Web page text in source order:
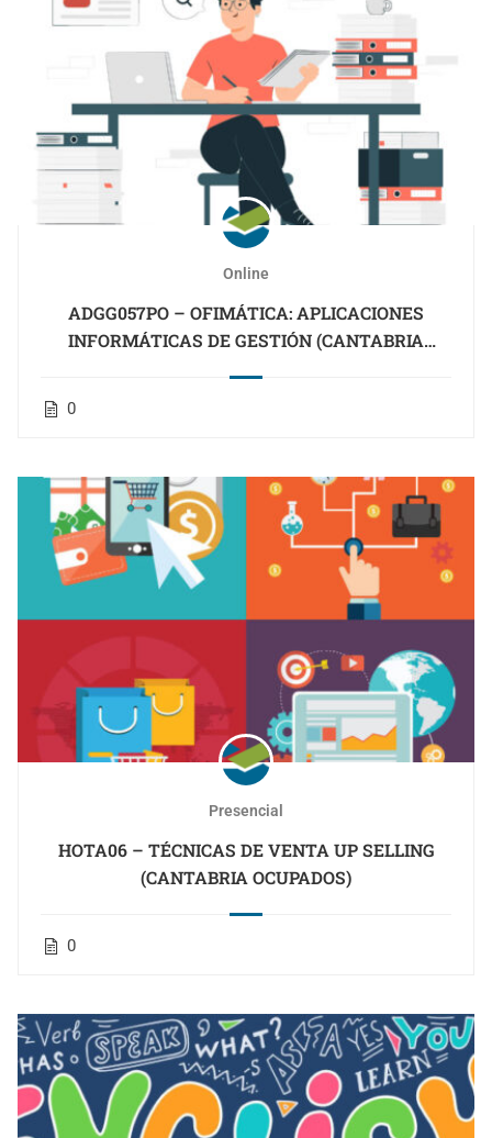
Online
ADGG057PO – OFIMÁTICA: APLICACIONES
INFORMÁTICAS DE GESTIÓN (CANTABRIA
0
Presencial
HOTA06 – TÉCNICAS DE VENTA UP SELLING
(CANTABRIA OCUPADOS)
0